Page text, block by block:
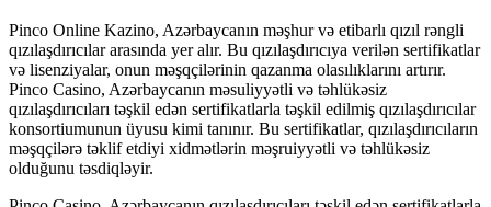
Pinco Online Kazino, Azərbaycanın məşhur və etibarlı qızıl rəngli
qızılaşdırıcılar arasında yer alır. Bu qızılaşdırıcıya verilən sertifikatlar
və lisenziyalar, onun məşqçilərinin qazanma olasılıklarını artırır.
Pinco Casino, Azərbaycanın məsuliyyətli və təhlükəsiz
qızılaşdırıcıları təşkil edən sertifikatlarla təşkil edilmiş qızılaşdırıcılar
konsortiumunun üyusu kimi tanınır. Bu sertifikatlar, qızılaşdırıcıların
məşqçilərə təklif etdiyi xidmətlərin məşruiyyətli və təhlükəsiz
olduğunu təsdiqləyir.